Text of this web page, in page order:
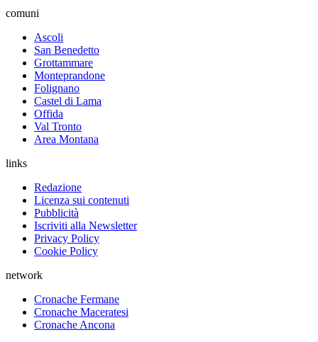
comuni
Ascoli
San Benedetto
Grottammare
Monteprandone
Folignano
Castel di Lama
Offida
Val Tronto
Area Montana
links
Redazione
Licenza sui contenuti
Pubblicità
Iscriviti alla Newsletter
Privacy Policy
Cookie Policy
network
Cronache Fermane
Cronache Maceratesi
Cronache Ancona